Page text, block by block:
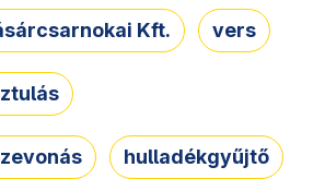
Kft. vers
hulladékgyűjtő